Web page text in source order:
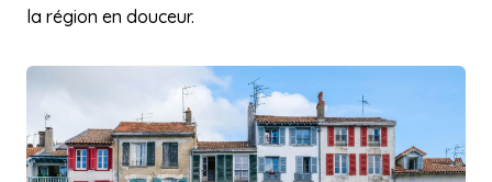
la région en douceur.